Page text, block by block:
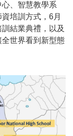
、智慧教學系
培訓方式，6月
結業典禮，以及
世界看到新型態